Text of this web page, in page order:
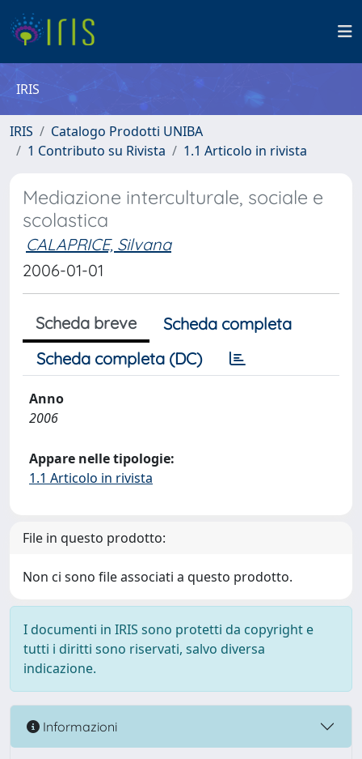
IRIS
IRIS
Catalogo Prodotti UNIBA
1 Contributo su Rivista
1.1 Articolo in rivista
Mediazione interculturale, sociale e
scolastica
CALAPRICE, Silvana
2006-01-01
Scheda breve
Scheda completa
Scheda completa (DC)
Anno
2006
Appare nelle tipologie:
1.1 Articolo in rivista
File in questo prodotto:
Non ci sono file associati a questo prodotto.
I documenti in IRIS sono protetti da copyright e
tutti i diritti sono riservati, salvo diversa
indicazione.
Informazioni